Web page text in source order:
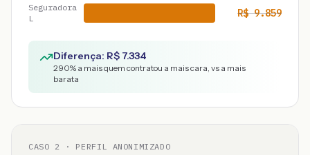
Seguradora
L
R$9.859
Diferença: R$ 7.334
290% a mais quem contratou a mais cara, vs a mais
barata
CASO 2 · PERFIL ANONIMIZADO